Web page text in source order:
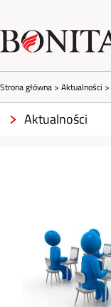
Strona główna > Aktualności >
Aktualności